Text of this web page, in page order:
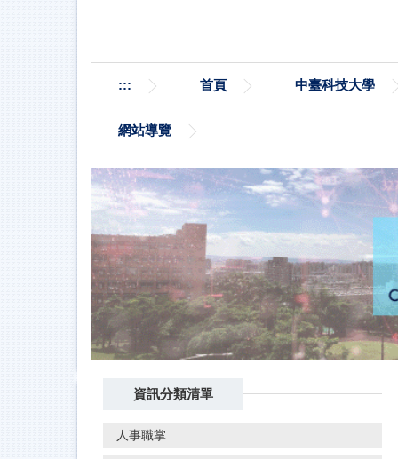
::: 首頁 中臺科技大學
網站導覽
資訊分類清單
人事職掌